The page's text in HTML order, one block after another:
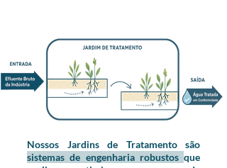
Nossos Jardins de Tratamento são
sistemas de engenharia robustos que